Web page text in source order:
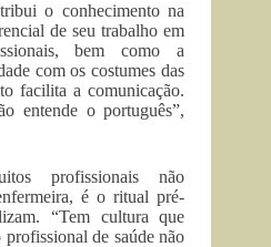
o conhecimento na
de seu trabalho em
bem como a
com os costumes das
facilita a comunicação.
entende o português”,
profissionais não
é o ritual pré-
“Tem cultura que
profissional de saúde não